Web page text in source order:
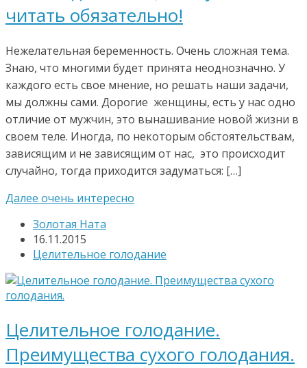
читать обязательно!
Нежелательная беременность. Очень сложная тема.
Знаю, что многими будет принята неоднозначно. У
каждого есть свое мнение, но решать наши задачи,
мы должны сами. Дорогие женщины, есть у нас одно
отличие от мужчин, это вынашивание новой жизни в
своем теле. Иногда, по некоторым обстоятельствам,
зависящим и не зависящим от нас, это происходит
случайно, тогда приходится задуматься: […]
Далее очень интересно
Золотая Ната
16.11.2015
Целительное голодание
Целительное голодание.
Преимущества сухого голодания.